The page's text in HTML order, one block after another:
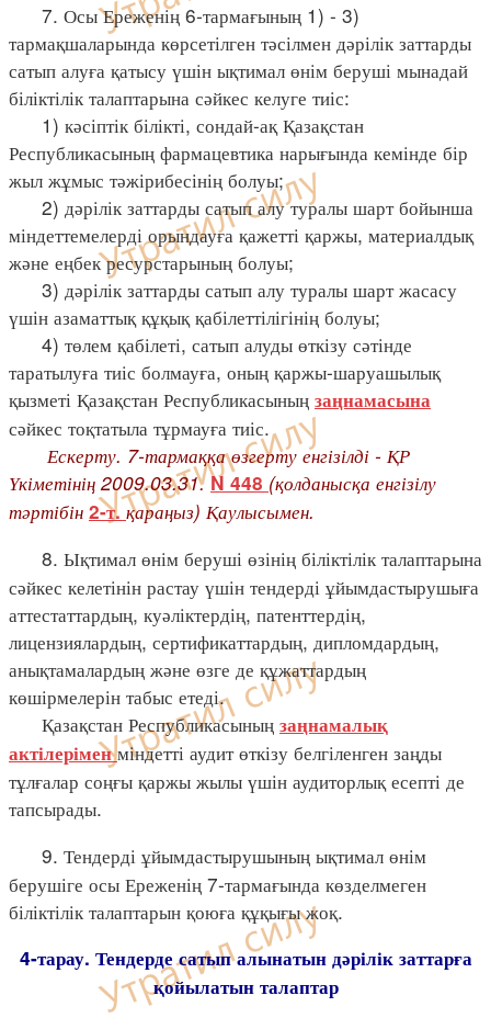
7. Осы Ереженің 6-тармағының 1) - 3)
тармақшаларында көрсетілген тәсілмен дәрілік заттарды
сатып алуға қатысу үшін ықтимал өнім беруші мынадай
біліктілік талаптарына сәйкес келуге тиіс:
1) кәсіптік білікті, сондай-ақ Қазақстан
Республикасының фармацевтика нарығында кемінде бір
жыл жұмыс тәжірибесінің болуы;
2) дәрілік заттарды сатып алу туралы шарт бойынша
міндеттемелерді орындауға қажетті қаржы, материалдық
және еңбек ресурстарының болуы;
3) дәрілік заттарды сатып алу туралы шарт жасасу
үшін азаматтық құқық қабілеттілігінің болуы;
4) төлем қабілеті, сатып алуды өткізу сәтінде
таратылуға тиіс болмауға, оның қаржы-шаруашылық
қызметі Қазақстан Республикасының заңнамасына
сәйкес тоқтатыла тұрмауға тиіс.
Ескерту. 7-тармаққа өзгерту енгізілді - ҚР
Үкіметінің 2009.03.31.N 448 (қолданысқа енгізілу
тәртібін 2-т. қараңыз) Қаулысымен.
8. Ықтимал өнім беруші өзінің біліктілік талаптарына
сәйкес келетінін растау үшін тендерді ұйымдастырушыға
аттестаттардың, куәліктердің, патенттердің,
лицензиялардың, сертификаттардың, дипломдардың,
анықтамалардың және өзге де құжаттардың
көшірмелерін табыс етеді.
Қазақстан Республикасының заңнамалық
актілеріменміндетті аудит өткізу белгіленген заңды
тұлғалар соңғы қаржы жылы үшін аудиторлық есепті де
тапсырады.
9. Тендерді ұйымдастырушының ықтимал өнім
берушіге осы Ереженің 7-тармағында көзделмеген
біліктілік талаптарын қоюға құқығы жоқ.
4-тарау. Тендерде сатып алынатын дәрілік заттарға
қойылатын талаптар